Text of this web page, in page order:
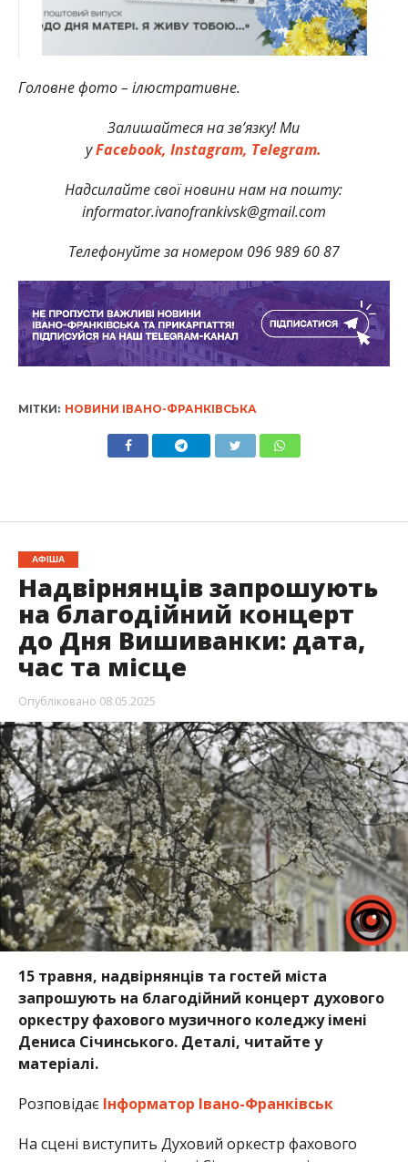
Головне фото – ілюстративне.
Залишайтеся на зв’язку! Ми
уFacebook, Instagram, Telegram.
Надсилайте свої новини нам на пошту:
informator.ivanofrankivsk@gmail.com
Телефонуйте за номером 096 989 60 87
МІТКИ: НОВИНИ ІВАНО-ФРАНКІВСЬКА
АФІША
Надвірнянців запрошують
на благодійний концерт
до Дня Вишиванки: дата,
час та місце
Опубліковано 08.05.2025
15 травня, надвірнянців та гостей міста
запрошують на благодійний концерт духового
оркестру фахового музичного коледжу імені
Дениса Січинського. Деталі, читайте у
матеріалі.
Розповідає Інформатор Івано-Франківськ
На сцені виступить Духовий оркестр фахового